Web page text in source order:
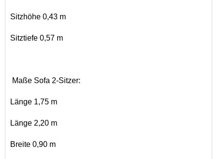
Sitzhöhe 0,43 m
Sitztiefe 0,57 m
Maße Sofa 2-Sitzer:
Länge 1,75 m
Länge 2,20 m
Breite 0,90 m